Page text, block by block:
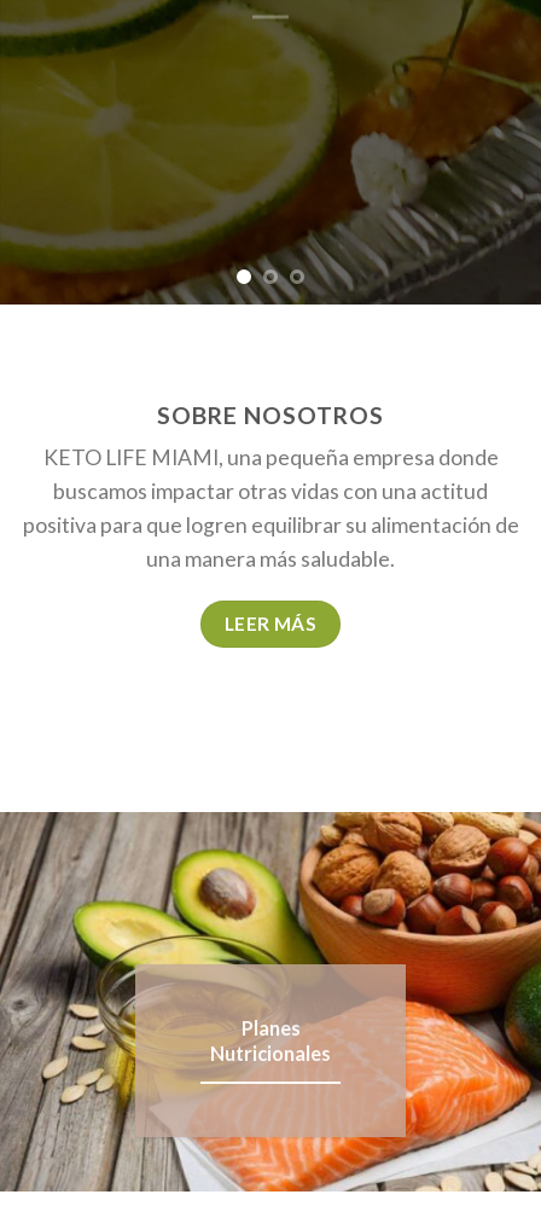
SOBRE NOSOTROS
KETO LIFE MIAMI, una pequeña empresa donde
buscamos impactar otras vidas con una actitud
positiva para que logren equilibrar su alimentación de
una manera más saludable.
LEER MÁS
Planes
Nutricionales